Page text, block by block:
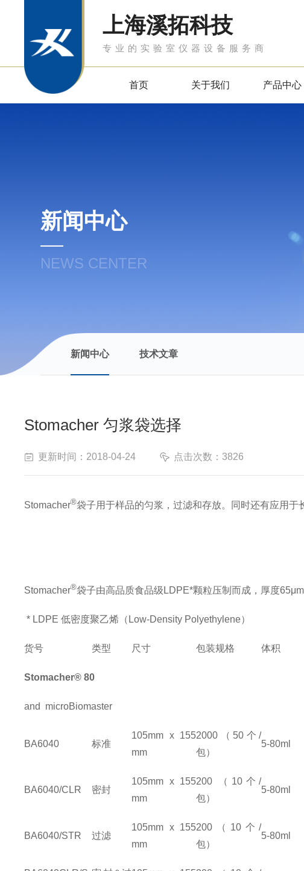
上海溪拓科技
专业的实验室仪器设备服务商
首页 关于我们 产品中心
新闻中心
NEWS CENTER
新闻中心 技术文章
Stomacher 匀浆袋选择
更新时间：2018-04-24 点击次数：3826
Stomacher®袋子用于样品的匀浆，过滤和存放。同时还有应用于
Stomacher®袋子由高品质食品级LDPE*颗粒压制而成，厚度65μm
* LDPE低密度聚乙烯（ Low-Density Polyethylene）
货号 类型 尺寸 包装规格 体积
Stomacher® 80
and microBiomaster
BA6040 标准
105mm x 155
mm
2000 （ 50 个/
包）
5-80ml
BA6040/CLR 密封
105mm x 155
mm
200 （ 10个/
包）
5-80ml
BA6040/STR 过滤
105mm x 155
mm
200 （ 10个/
包）
5-80ml